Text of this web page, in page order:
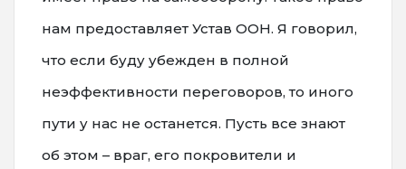
нам предоставляет Устав ООН. Я говорил,
что если буду убежден в полной
неэффективности переговоров, то иного
пути у нас не останется. Пусть все знают
об этом – враг, его покровители и